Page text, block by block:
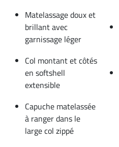
Matelassage doux et
brillant avec
garnissage léger
Col montant et côtés
en softshell
extensible
Capuche matelassée
à ranger dans le
large col zippé